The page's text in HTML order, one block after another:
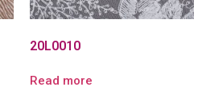
20L0010
Read more